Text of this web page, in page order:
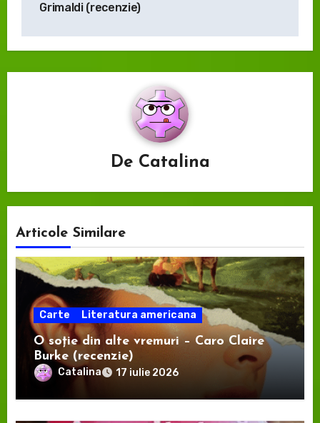
Grimaldi (recenzie)
De Catalina
Articole Similare
Carte Literatura americana
O soție din alte vremuri – Caro Claire
Burke (recenzie)
Catalina 17 iulie 2026